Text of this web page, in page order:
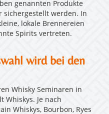
genannten Produkte
sichergestellt werden. In
lokale Brennereien
Spirits vertreten.
wird bei den
Whisky Seminaren in
Whiskys. Je nach
Whiskys, Bourbon, Ryes